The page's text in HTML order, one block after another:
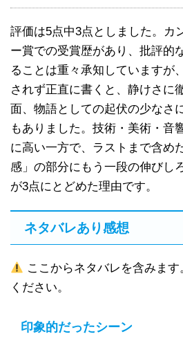
評価は5点中3点としました。カ
ー賞での受賞歴があり、批評的
ることは重々承知していますが
されず正直に書くと、静けさに
面、物語としての起伏の少なさ
もありました。技術・美術・音
に高い一方で、ラストまで含め
感」の部分にもう一段の伸びし
が3点にとどめた理由です。
ネタバレあり感想
ここからネタバレを含みま
ください。
印象的だったシーン